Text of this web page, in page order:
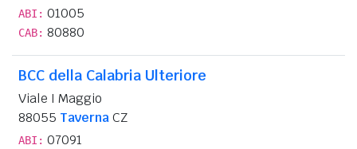
ABI: 01005
CAB: 80880
BCC della Calabria Ulteriore
Viale I Maggio
88055 TavernaCZ
ABI: 07091